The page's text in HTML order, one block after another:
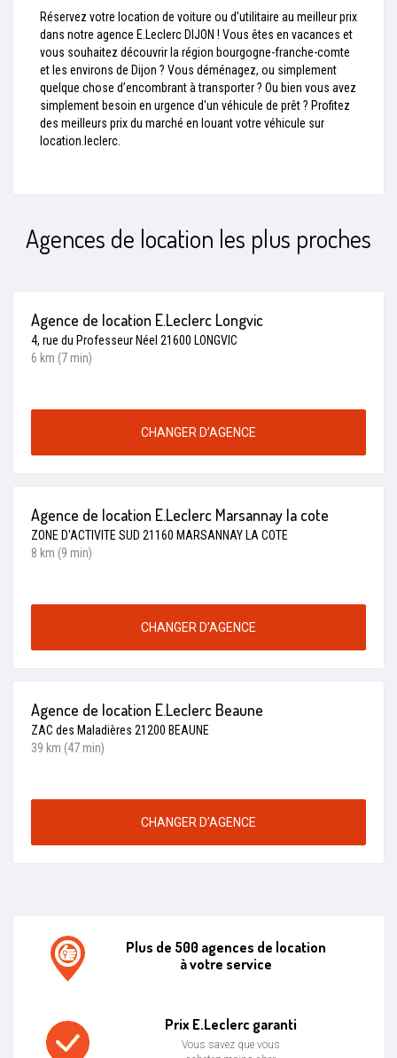
Réservez votre location de voiture ou d'utilitaire au meilleur prix
dans notre agence E.Leclerc DIJON ! Vous êtes en vacances et
vous souhaitez découvrir la région bourgogne-franche-comte
et les environs de Dijon ? Vous déménagez, ou simplement
quelque chose d’encombrant à transporter ? Ou bien vous avez
simplement besoin en urgence d'un véhicule de prêt ? Profitez
des meilleurs prix du marché en louant votre véhicule sur
location.leclerc.
Agences de location les plus proches
Agence de location E.Leclerc Longvic
4, rue du Professeur Néel 21600 LONGVIC
6 km (7 min)
CHANGER D’AGENCE
Agence de location E.Leclerc Marsannay la cote
ZONE D'ACTIVITE SUD 21160 MARSANNAY LA COTE
8 km (9 min)
CHANGER D’AGENCE
Agence de location E.Leclerc Beaune
ZAC des Maladières 21200 BEAUNE
39 km (47 min)
CHANGER D’AGENCE
Plus de 500 agences de location
à votre service
Prix E.Leclerc garanti
Vous savez que vous